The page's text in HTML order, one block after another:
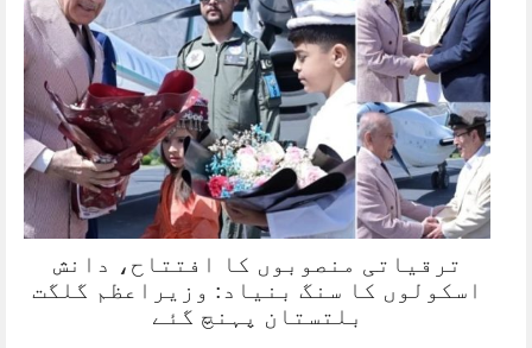
ترقیاتی منصوبوں کا افتتاح، دانش
اسکولوں کا سنگ بنیاد: وزیراعظم گلگت
بلتستان پہنچ گئے